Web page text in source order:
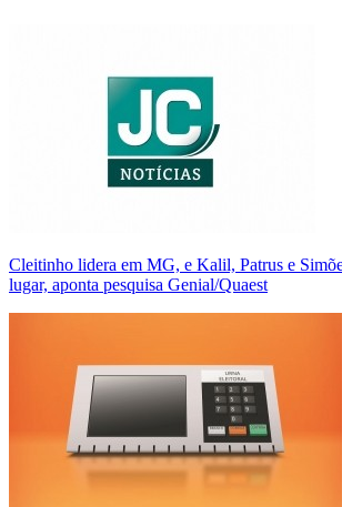
Cleitinho lidera em MG, e Kalil, Patrus e
lugar, aponta pesquisa Genial/Quaest